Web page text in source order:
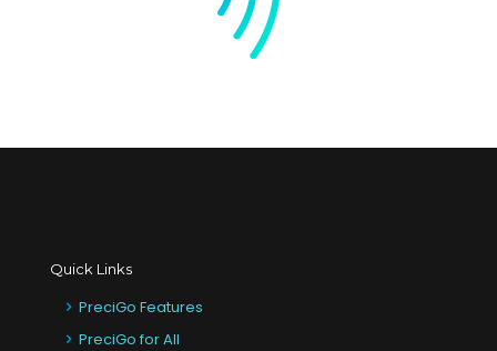
Quick Links
PreciGo Features
PreciGo for All